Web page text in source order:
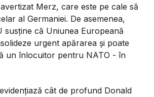
Merz, care este pe cale să
al Germaniei. De asemenea,
susține că Uniunea Europeană
urgent apărarea și poate
un înlocuitor pentru NATO - în
cât de profund Donald